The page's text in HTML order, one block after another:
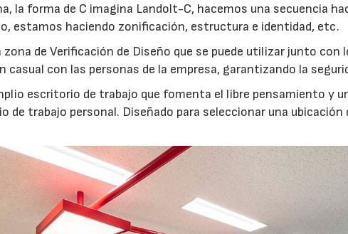
la forma de C imagina Landolt-C, hacemos una secuencia
estamos haciendo zonificación, estructura e identidad, etc.
zona de Verificación de Diseño que se puede utilizar junto con
casual con las personas de la empresa, garantizando la
escritorio de trabajo que fomenta el libre pensamiento y
de trabajo personal. Diseñado para seleccionar una ubicación